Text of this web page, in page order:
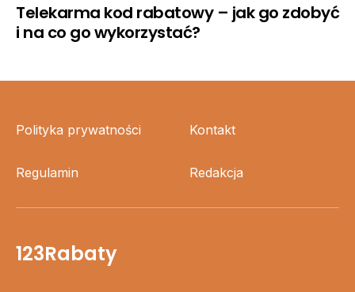
Telekarma kod rabatowy – jak go zdobyć
i na co go wykorzystać?
Polityka prywatności Kontakt
Regulamin Redakcja
123Rabaty